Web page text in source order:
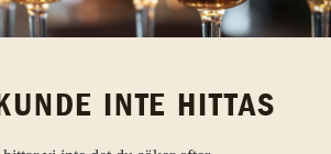
INTE HITTAS